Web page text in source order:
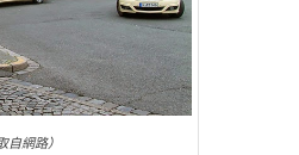
自網路）